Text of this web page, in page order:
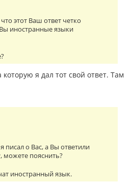
этот Ваш ответ четко
иностранные языки
я дал тот свой ответ. Там
писал о Вас, а Вы ответили
пояснить?
иностранный язык.